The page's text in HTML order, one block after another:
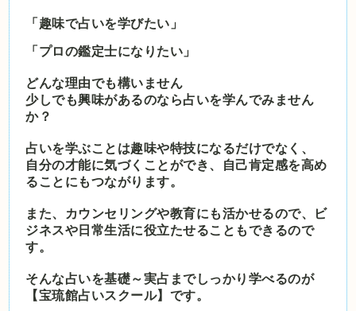
「趣味で占いを学びたい」
「プロの鑑定士になりたい」
どんな理由でも構いません
少しでも興味があるのなら占いを学んでみません
か？
占いを学ぶことは趣味や特技になるだけでなく、
自分の才能に気づくことができ、自己肯定感を高め
ることにもつながります。
また、カウンセリングや教育にも活かせるので、ビ
ジネスや日常生活に役立たせることもできるので
す。
そんな占いを基礎～実占までしっかり学べるのが
【宝琉館占いスクール】です。